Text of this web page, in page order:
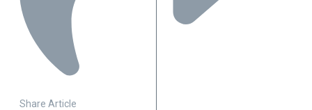
Share Article